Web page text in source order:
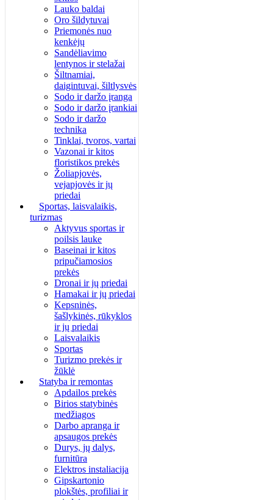
Lauko baldai
Oro šildytuvai
Priemonės nuo
kenkėjų
Sandėliavimo
lentynos ir stelažai
Šiltnamiai,
daigintuvai, šiltlysvės
Sodo ir daržo įranga
Sodo ir daržo įrankiai
Sodo ir daržo
technika
Tinklai, tvoros, vartai
Vazonai ir kitos
floristikos prekės
Žoliapjovės,
vejapjovės ir jų
priedai
Sportas, laisvalaikis,
turizmas
Aktyvus sportas ir
poilsis lauke
Baseinai ir kitos
pripučiamosios
prekės
Dronai ir jų priedai
Hamakai ir jų priedai
Kepsninės,
šašlykinės, rūkyklos
ir jų priedai
Laisvalaikis
Sportas
Turizmo prekės ir
žūklė
Statyba ir remontas
Apdailos prekės
Birios statybinės
medžiagos
Darbo apranga ir
apsaugos prekės
Durys, jų dalys,
furnitūra
Elektros instaliacija
Gipskartonio
plokštės, profiliai ir